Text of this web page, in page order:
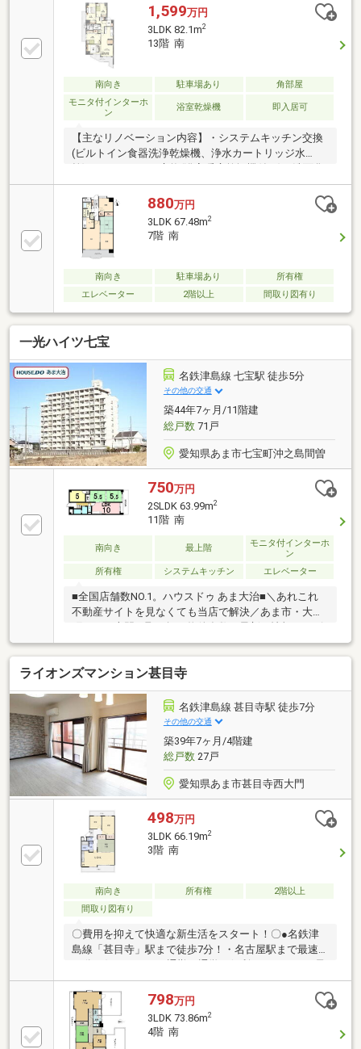
1,599万円
3LDK 82.1m2
13階 南
南向き 駐車場あり
角部屋
モニタ付インターホ
ン
浴室乾燥機 即入居可
【主なリノベーション内容】・システムキッチン交換
(ビルトイン食器洗浄乾燥機、浄水カートリッジ水
栓)・ユニットバス交換(浴室暖房乾燥機付き)・洗面化
粧台鏡交換・トイレ交換・建具交換・SWコンセント
交換・クロス貼替・フローリング張替・CF貼替・ハウ
スクリーニング等～空家につき即日のご案内も可能！
～お気兼ねなくお問合せくださいませ。住宅ローンや
リフォームのご相談も承ります。
880万円
3LDK 67.48m2
7階 南
南向き 駐車場あり
所有権
エレベーター
2階以上 間取り図有り
一光ハイツ七宝
名鉄津島線 七宝駅 徒歩5分
その他の交通
築44年7ヶ月/11階建
総戸数71戸
愛知県あま市七宝町沖之島間曽
750万円
2SLDK 63.99m2
11階 南
南向き 最上階
モニタ付インターホ
ン
所有権
システムキッチン エレベーター
■全国店舗数NO.1。ハウスドゥ あま大治■＼あれこれ
不動産サイトを見なくても当店で解決／あま市・大治
ーディーにお届け。ネットに掲載していない物件は店
頭でご紹介いたします。◆宝小学校/七宝北中学校◆
エレベーター付！◆宅配BOX完備！◆余裕のあるバル
コニー◆車で5分圏内に生活施設充実※写真をクリック
すると、詳細をご覧いただけます。
ライオンズマンション甚目寺
名鉄津島線 甚目寺駅 徒歩7分
その他の交通
築39年7ヶ月/4階建
総戸数27戸
愛知県あま市甚目寺西大門
498万円
3LDK 66.19m2
3階 南
南向き 所有権
2階以上
間取り図有り
〇費用を抑えて快適な新生活をスタート！〇●名鉄津
島線「甚目寺」駅まで徒歩7分！・名古屋駅まで最速
算 約130万円でここまで変わる！・LDK＆廊下：フロ
アタイル工事・洋室×2：フローリング張替・全室クロ
ス貼替／襖貼替／畳表替●主要設備もリニューアル済
み！・令和2年：キッチン・洗面交換・平成27年：ユ
ニットバス交換・令和7年3月：ハウスクリーニング実
798万円
3LDK 73.86m2
4階 南